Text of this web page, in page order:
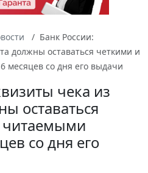
Банк России:
должны оставаться четкими и
месяцев со дня его выдачи
чека из
оставаться
читаемыми
со дня его